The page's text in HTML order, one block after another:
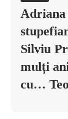
Adriana
Silviu
mulți
cu…